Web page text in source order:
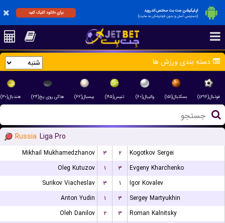
اپلیکیشن جت بت مختص اندروید
(دسترسی آسان و بدون فیلترشکن به سایت)
برای دانلود کلیک کنید
دسته بندی ورزش ها
فوتبال(۱,۲۹۶) بسکتبال(۱۵۱) والیبال(۶۰) تنیس(۱۹۵) بیسبال(۶۲) هاکی روی یخ(۲۴) هندبال(۳۰)
Russia Liga Pro
Mikhail Mukhamedzhanov ۳ ۲
Kogotkov Sergei
Oleg Kutuzov
۱ ۳
Evgeny Kharchenko
Surikov Viacheslav
۳ ۱
Igor Kovalev
Anton Yudin
۱ ۳
Sergey Martyukhin
Oleh Danilov
۲ ۳
Roman Kalnitsky